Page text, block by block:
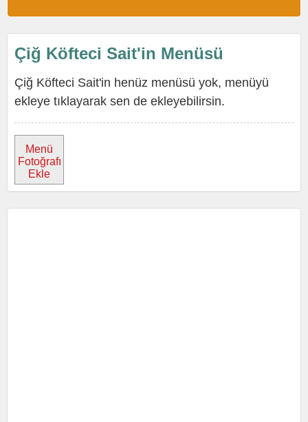
Çiğ Köfteci Sait'in Menüsü
Çiğ Köfteci Sait'in henüz menüsü yok, menüyü
ekleye tıklayarak sen de ekleyebilirsin.
Menü
Fotoğrafı
Ekle